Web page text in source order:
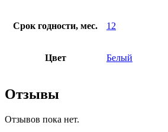
Срок годности, мес. 12
Цвет Белый
Отзывы
Отзывов пока нет.